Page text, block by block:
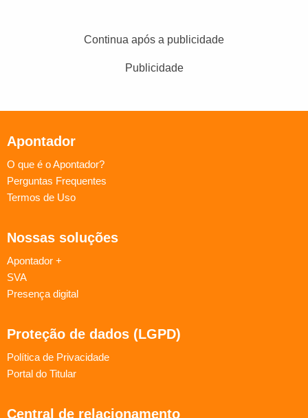
Continua após a publicidade
Publicidade
Apontador
O que é o Apontador?
Perguntas Frequentes
Termos de Uso
Nossas soluções
Apontador +
SVA
Presença digital
Proteção de dados (LGPD)
Política de Privacidade
Portal do Titular
Central de relacionamento